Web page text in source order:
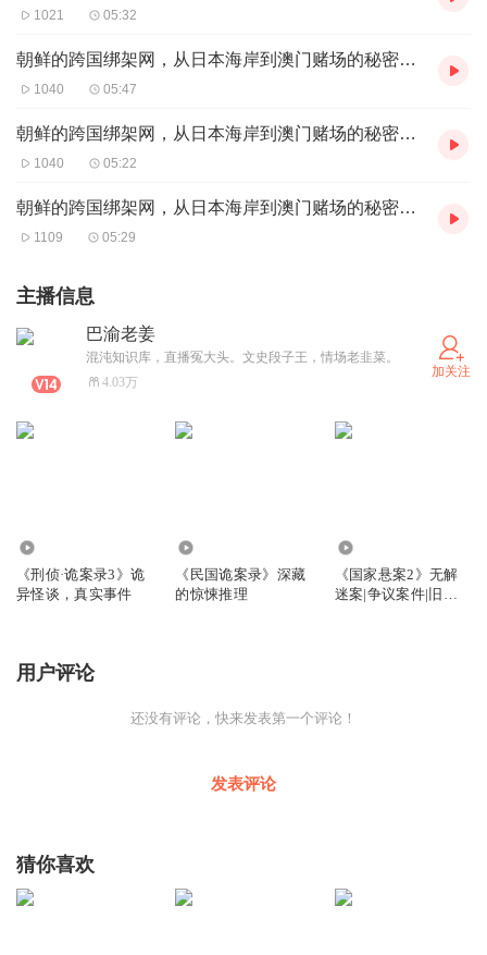
1021 05:32
朝鲜的跨国绑架网，从日本海岸到澳门赌场的秘密情报行动（三
1040 05:47
朝鲜的跨国绑架网，从日本海岸到澳门赌场的秘密人质行动（二
1040 05:22
朝鲜的跨国绑架网，从日本海岸到澳门赌场的秘密情报行动（一
1109 05:29
主播信息
巴渝老姜
混沌知识库，直播冤大头。文史段子王，情场老韭菜。
4.03万
加关注
《刑侦·诡案录3》诡
异怪谈，真实事件
《民国诡案录》深藏
的惊悚推理
《国家悬案2》无解
迷案|争议案件|旧案
用户评论
还没有评论，快来发表第一个评论！
发表评论
猜你喜欢